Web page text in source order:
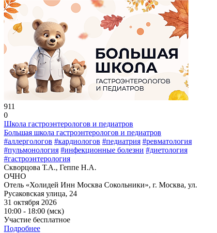
911
0
Школа гастроэнтерологов и педиатров
Большая школа гастроэнтерологов и педиатров
#аллергологов #кардиологов #педиатрия #ревматология
#пульмонология #инфекционные болезни #диетология
#гастроэнтерология
Скворцова Т.А., Геппе Н.А.
ОЧНО
Отель «Холидей Инн Москва Сокольники», г. Москва, ул.
Русаковская улица, 24
31 октября 2026
10:00 - 18:00 (мск)
Участие бесплатное
Подробнее